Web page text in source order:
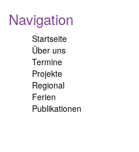
Navigation
Startseite
Über uns
Termine
Projekte
Regional
Ferien
Publikationen